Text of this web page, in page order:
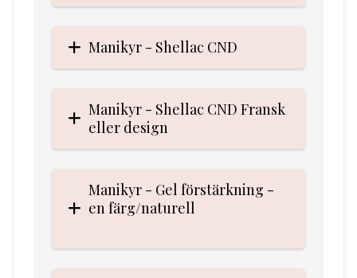
Manikyr - Shellac CND
Manikyr - Shellac CND Fransk
eller design
Manikyr - Gel förstärkning -
en färg/naturell